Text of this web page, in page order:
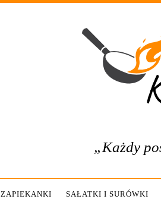
„Każdy
ZAPIEKANKI SAŁATKI I SURÓWKI